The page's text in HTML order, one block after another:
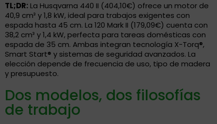
TL;DR: La Husqvarna 440 II (404,10€) ofrece un motor de
40,9 cm³ y 1,8 kW, ideal para trabajos exigentes con
espada hasta 45 cm. La 120 Mark II (179,09€) cuenta con
38,2 cm³ y 1,4 kW, perfecta para tareas domésticas con
espada de 35 cm. Ambas integran tecnología X-Torq®,
Smart Start® y sistemas de seguridad avanzados. La
elección depende de frecuencia de uso, tipo de madera
y presupuesto.
Dos modelos, dos filosofías
de trabajo